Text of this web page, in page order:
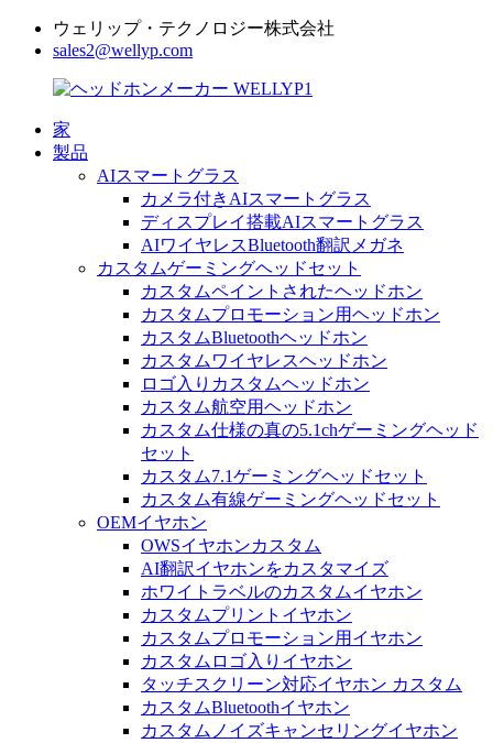
ウェリップ・テクノロジー株式会社
sales2@wellyp.com
家
製品
AIスマートグラス
カメラ付きAIスマートグラス
ディスプレイ搭載AIスマートグラス
AIワイヤレスBluetooth翻訳メガネ
カスタムゲーミングヘッドセット
カスタムペイントされたヘッドホン
カスタムプロモーション用ヘッドホン
カスタムBluetoothヘッドホン
カスタムワイヤレスヘッドホン
ロゴ入りカスタムヘッドホン
カスタム航空用ヘッドホン
カスタム仕様の真の5.1chゲーミングヘッド
セット
カスタム7.1ゲーミングヘッドセット
カスタム有線ゲーミングヘッドセット
OEMイヤホン
OWSイヤホンカスタム
AI翻訳イヤホンをカスタマイズ
ホワイトラベルのカスタムイヤホン
カスタムプリントイヤホン
カスタムプロモーション用イヤホン
カスタムロゴ入りイヤホン
タッチスクリーン対応イヤホン カスタム
カスタムBluetoothイヤホン
カスタムノイズキャンセリングイヤホン